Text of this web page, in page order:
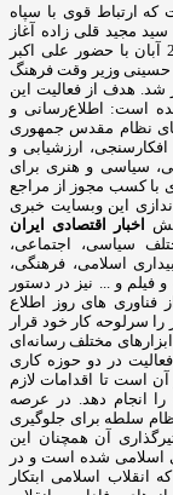
ارتباط قوی با سپاه
در سال 1391 با مدیریت سید مجید قلی زاده آغاز
بکار کرده است. مراسم افتتاح خبرگزاری تسنیم روز 22 آبان با حضور علی اکبر
حسینی وزیر وقت فرهنگ
شد. هدف از فعالیت این
است: اطلاع‌رسانی و
نظام مقدس جمهوری
ارزشیابی و
سیاسی و هنری برای
با کسب مجوز از مراجع
این وبسایت خبری
اخبار اقتصادی ایران
سیاسی، اجتماعی،
اسلامی، فرهنگی،
فیلم و ... نیز در دستور
فناوری های روز اطلاع
سرلوحه کار خود قرار
مختلف رسانه‌ای
در دو حوزه کاری
است تا اقدامات لازم
انجام دهد. در عرصه
سلطه برای جلوگیری
آن همچنان این
اسلامی شده است و در
اسلامی ابتکار